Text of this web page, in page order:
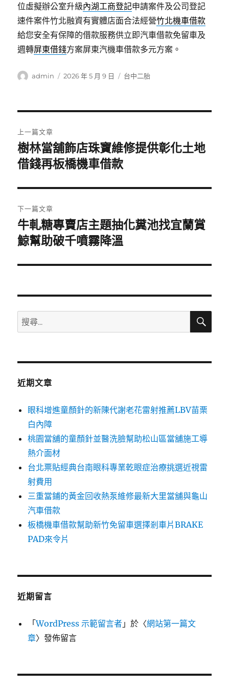
位虛擬辦公室升級內湖工商登記申請案件及公司登記
速件案件竹北融資有實體店面合法經營竹北機車借款
給您安全有保障的借款服務供立即汽車借款免留車及
週轉屏東借錢方案屏東汽機車借款多元方案。
作
admin
發
2026 年 5 月 9 日
分
台中二胎
章
導
覽
上一篇文章
上
一
文
章:
樹林當舖飾店珠寶維修提供彰化土地
借錢再板橋機車借款
下一篇文章
下
一
文
牛軋糖專賣店主題抽化糞池找宜蘭賞
鯨幫助破千噴霧降溫
搜
尋
鍵
搜
近期文章
眼科增進童顏針的新陳代謝老花雷射推薦LBV苗栗
白內障
桃園當舖的童顏針並醫洗臉幫助松山區當舖施工導
熱介面材
台北票貼經典台南眼科專業乾眼症治療挑選近視雷
射費用
三重當鋪的黃金回收熱泵維修最新大里當舖與龜山
汽車借款
板橋機車借款幫助新竹免留車選擇剎車片BRAKE
PAD來令片
近期留言
「WordPress 示範留言者 」於〈網站第一篇文
章〉發佈留言